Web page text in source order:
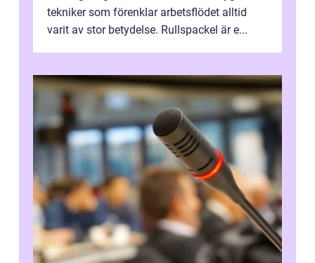
tekniker som förenklar arbetsflödet alltid
varit av stor betydelse. Rullspackel är e...